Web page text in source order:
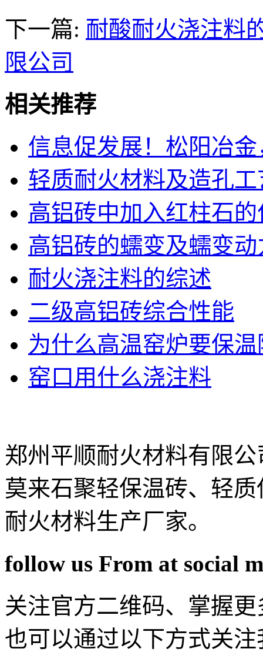
下一篇: 耐酸耐火浇注料
限公司
相关推荐
信息促发展！松阳冶
轻质耐火材料及造孔
高铝砖中加入红柱石的
高铝砖的蠕变及蠕变动
耐火浇注料的综述
二级高铝砖综合性能
为什么高温窑炉要保
窑口用什么浇注料
郑州平顺耐火材料有限
莫来石聚轻保温砖、轻
耐火材料生产厂家。
follow us From at social
关注官方二维码、掌握
也可以通过以下方式关注